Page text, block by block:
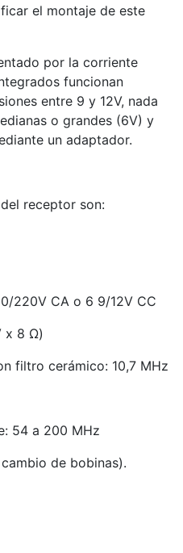
el montaje de este
por la corriente
funcionan
entre 9 y 12V, nada
o grandes (6V) y
un adaptador.
receptor son:
220V CA o 6 9/12V CC
x 8 Ω)
filtro cerámico: 10,7 MHz
54 a 200 MHz
de bobinas).